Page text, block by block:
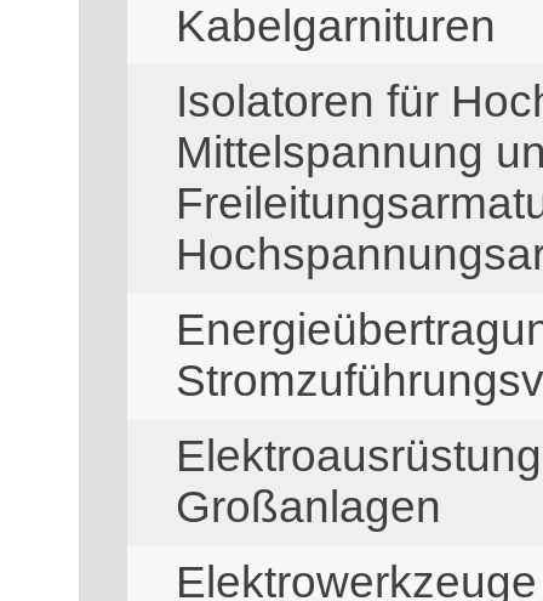
Kabelgarnituren
Isolatoren für
Mittelspannung
Großanlagen
Elektrowerkzeuge